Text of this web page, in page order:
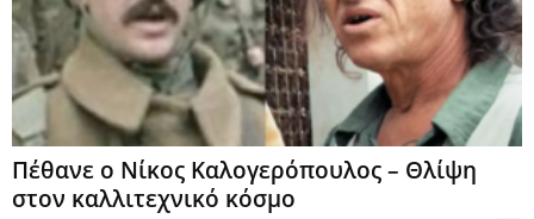
Πέθανε ο Νίκος Καλογερόπουλος – Θλίψη
στον καλλιτεχνικό κόσμο